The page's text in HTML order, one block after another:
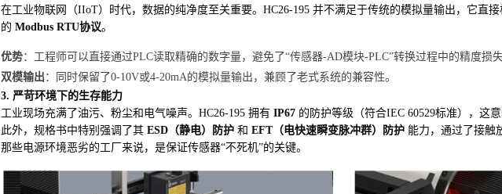
在工业物联网（IIoT）时代，数据的纯净度至关重要。HC26-195 并不满足于传统的模拟量输出，它直接
的 Modbus RTU协议。
优势：工程师可以直接通过PLC读取精确的数字量，避免了“传感器-AD模块-PLC”转换过程中的精度损
双模输出 ：同时保留了0-10V或4-20mA的模拟量输出，兼顾了老式系统的兼容性。
3. 严苛环境下的生存能力
工业现场充满了油污、粉尘和电气噪声。HC26-195 拥有 IP67的防护等级（符合IEC 60529标准），这
此外，规格书中特别强调了其 ESD（静电）防护和 EFT（电快速瞬变脉冲群）防护能力，通过了接触
那些电源环境恶劣的工厂来说，是保证传感器“不死机”的关键。